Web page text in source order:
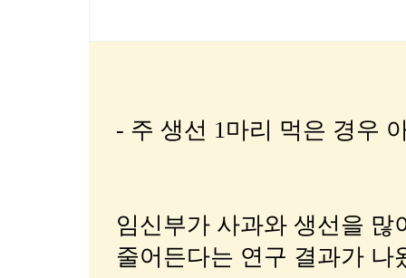
- 주 생선 1마리 먹은 경우
임신부가 사과와 생선을
줄어든다는 연구 결과가 나